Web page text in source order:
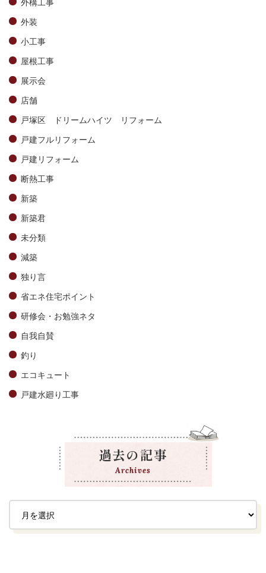
外装
小工事
屋根工事
展示会
店舗
戸塚区 ドリームハイツ リフォーム
戸建フルリフォーム
戸建リフォーム
断熱工事
新築
新築君
未分類
減築
独り言
省エネ住宅ポイント
研修会・お勉強ネタ
自我自賛
釣り
エコキュート
戸建水廻り工事
過去の記事
Archives